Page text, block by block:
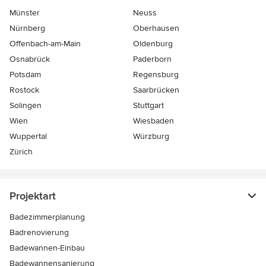
Münster
Neuss
Nürnberg
Oberhausen
Offenbach-am-Main
Oldenburg
Osnabrück
Paderborn
Potsdam
Regensburg
Rostock
Saarbrücken
Solingen
Stuttgart
Wien
Wiesbaden
Wuppertal
Würzburg
Zürich
Projektart
Badezimmerplanung
Badrenovierung
Badewannen-Einbau
Badewannensanierung